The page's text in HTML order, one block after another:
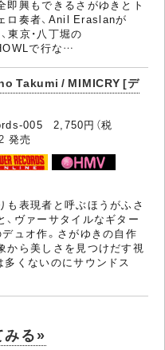
即興もできるさがゆきとト
ロ奏者、Anil Eraslanが
東京・八丁堀の
で行な…
Takumi / MIMICRY [デ
005 2,750円（税
発売
も表現者と呼ぶほうがふさ
、ヴァーサタイルなギター
ュオ作。さがゆきの自作
から美しさを見つけだす視
多くないのにサウンドス
みる»